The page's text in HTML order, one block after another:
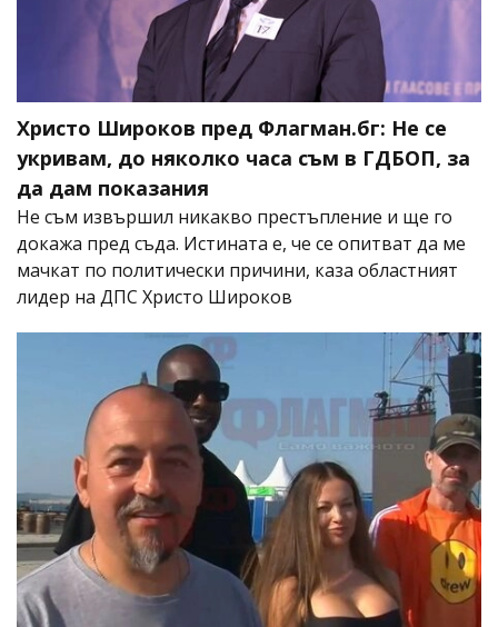
Христо Широков пред Флагман.бг: Не се
укривам, до няколко часа съм в ГДБОП, за
да дам показания
Не съм извършил никакво престъпление и ще го
докажа пред съда. Истината е, че се опитват да ме
мачкат по политически причини, каза областният
лидер на ДПС Христо Широков